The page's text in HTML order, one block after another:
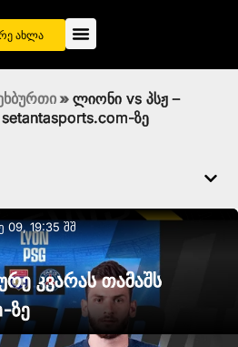
ახლა
» ლიონი vs პსჟ –
ზე
09, 19:35 შშ
კვარას თამაშს
ზე